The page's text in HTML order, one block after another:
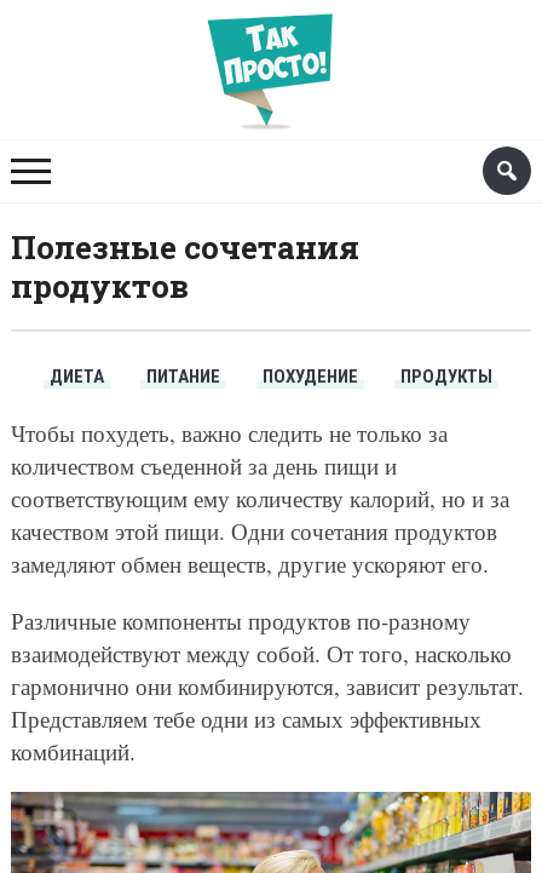
Полезные сочетания
продуктов
ДИЕТА ПИТАНИЕ ПОХУДЕНИЕ ПРОДУКТЫ
Чтобы похудеть, важно следить не только за
количеством съеденной за день пищи и
соответствующим ему количеству калорий, но и за
качеством этой пищи. Одни сочетания продуктов
замедляют обмен веществ, другие ускоряют его.
Различные компоненты продуктов по-разному
взаимодействуют между собой. От того, насколько
гармонично они комбинируются, зависит результат.
Представляем тебе одни из самых эффективных
комбинаций.